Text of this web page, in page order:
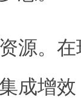
源。
成增